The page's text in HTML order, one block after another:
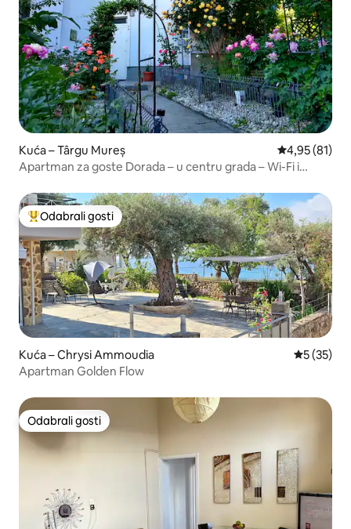
Kuća – Târgu Mureș Prosječna
4,95 (81)
Apartman za goste Dorada – u centru grada – Wi-Fi i
Među najviše rangiranima s oznakom „Odabrali gosti”
Odabrali gosti
Kuća – Chrysi Ammoudia Prosječna
5 (35)
Apartman Golden Flow
Odabrali gosti
Odabrali gosti